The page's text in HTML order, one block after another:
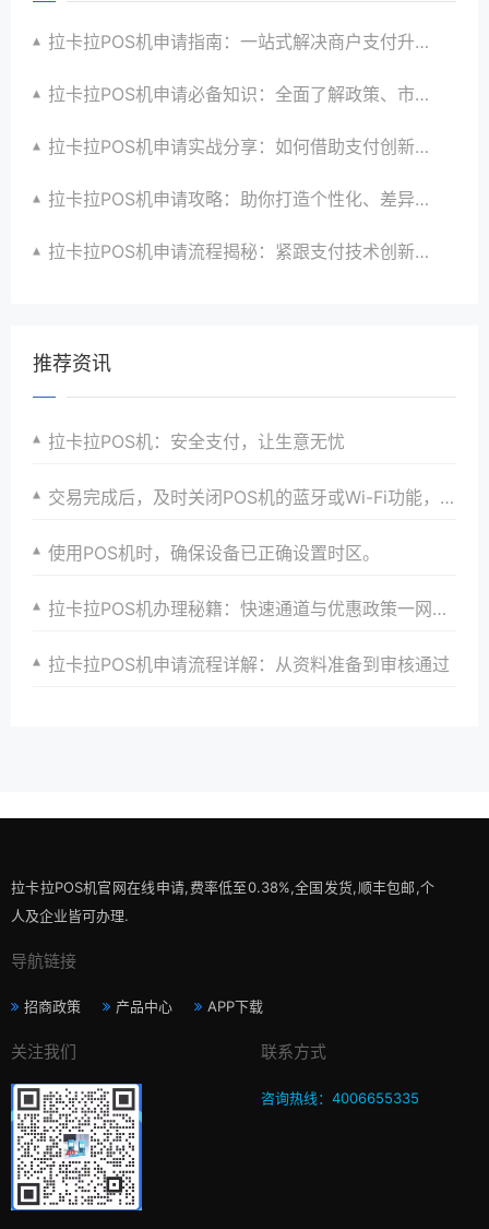
拉卡拉POS机申请指南：一站式解决商户支付升级、智能化与创新需求
拉卡拉POS机申请必备知识：全面了解政策、市场、技术与创新趋势
拉卡拉POS机申请实战分享：如何借助支付创新技术提升商户运营效益与效率
拉卡拉POS机申请攻略：助你打造个性化、差异化支付体验以提升竞争力
拉卡拉POS机申请流程揭秘：紧跟支付技术创新步伐，抢占市场先机
推荐资讯
拉卡拉POS机：安全支付，让生意无忧
交易完成后，及时关闭POS机的蓝牙或Wi-Fi功能，节省电量。
使用POS机时，确保设备已正确设置时区。
拉卡拉POS机办理秘籍：快速通道与优惠政策一网打尽
拉卡拉POS机申请流程详解：从资料准备到审核通过
拉卡拉POS机官网在线申请,费率低至0.38%,全国发货,顺丰包邮,个
人及企业皆可办理.
导航链接
招商政策 产品中心 APP下载
关注我们 联系方式
咨询热线：4006655335